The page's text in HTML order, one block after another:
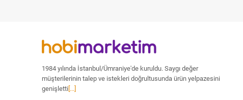
1984 yılında İstanbul/Ümraniye'de kuruldu. Saygı değer
müşterilerinin talep ve istekleri doğrultusunda ürün yelpazesini
genişletti [...]